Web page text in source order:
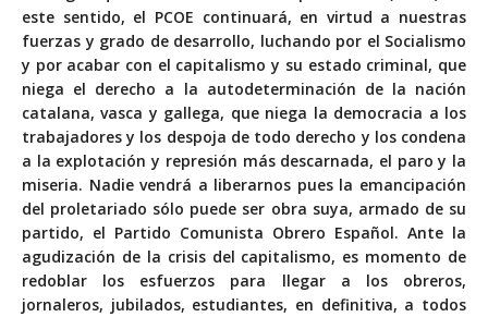
este sentido, el PCOE continuará, en virtud a nuestras
fuerzas y grado de desarrollo, luchando por el Socialismo
y por acabar con el capitalismo y su estado criminal, que
niega el derecho a la autodeterminación de la nación
catalana, vasca y gallega, que niega la democracia a los
trabajadores y los despoja de todo derecho y los condena
a la explotación y represión más descarnada, el paro y la
miseria. Nadie vendrá a liberarnos pues la emancipación
del proletariado sólo puede ser obra suya, armado de su
partido, el Partido Comunista Obrero Español. Ante la
agudización de la crisis del capitalismo, es momento de
redoblar los esfuerzos para llegar a los obreros,
jornaleros, jubilados, estudiantes, en definitiva, a todos